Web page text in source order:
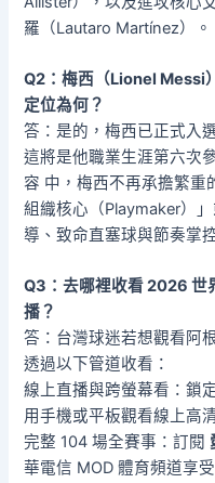
羅（Lautaro Martínez）。
Q2：梅西（Lionel Messi
定位為何？
答：是的，梅西已正式入
這將是他職業生涯第六次
容 中，梅西不再承擔繁重
組織核心（Playmaker）
導、致命直塞球與節奏掌
Q3：去哪裡收看 2026 世
播？
答：台灣球迷若想觀看阿
透過以下管道收看：
線上直播與跨螢幕看：鎖
用手機或平板觀看線上高
完整 104 場全賽事：訂閱
華電信 MOD 體育頻道享